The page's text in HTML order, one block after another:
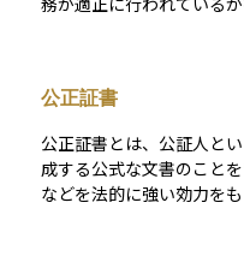
く、安心して老後を迎え
をチェックする役割を担います。 任意後見監督人
士や司法書士などの専門
告を行いながら、任意後
生活支援を本人に代わっ
るための重要な存在であ
公正証書
公正証書とは、公証人と
成する公式な文書のこと
などを法的に強い効力を